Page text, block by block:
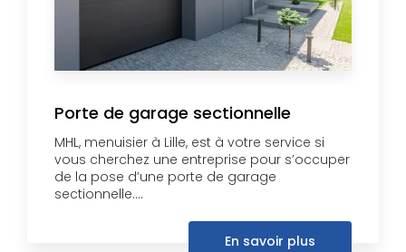
Porte de garage sectionnelle
MHL, menuisier à Lille, est à votre service si
vous cherchez une entreprise pour s’occuper
de la pose d’une porte de garage
sectionnelle....
En savoir plus